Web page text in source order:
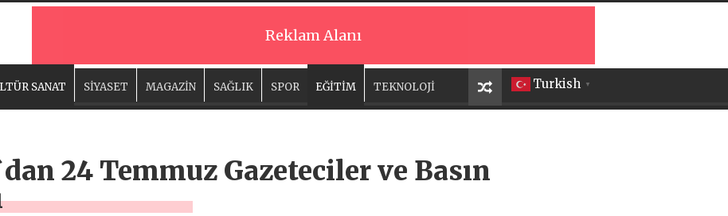
Reklam Alanı
Turkish ▼
SANAT SİYASET MAGAZİN SAĞLIK SPOR EĞİTİM TEKNOLOJİ
24 Temmuz Gazeteciler ve Basın